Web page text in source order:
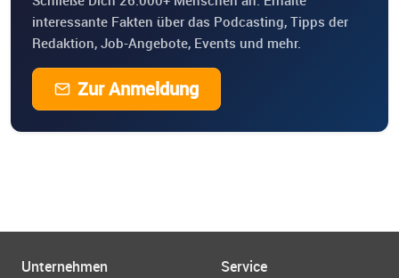
interessante Fakten über das Podcasting, Tipps der
Redaktion, Job-Angebote, Events und mehr.
Zur Anmeldung
Unternehmen Service